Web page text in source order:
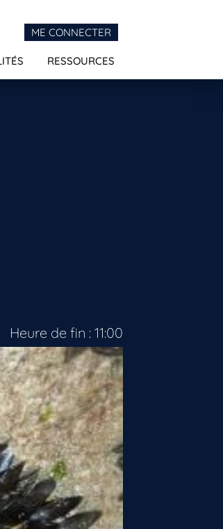
ME CONNECTER
RESSOURCES
Heure de fin : 11:00